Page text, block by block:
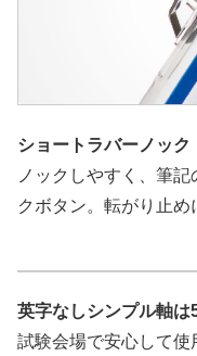
ショートラバーノック
ノックしやすく、筆
クボタン。転がり止め
英字なしシンプル軸は
試験会場で安心して